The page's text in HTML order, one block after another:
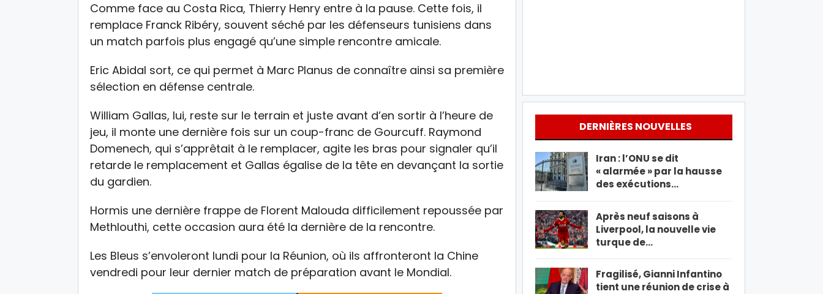
Comme face au Costa Rica, Thierry Henry entre à la pause. Cette fois, il
remplace Franck Ribéry, souvent séché par les défenseurs tunisiens dans
un match parfois plus engagé qu’une simple rencontre amicale.
Eric Abidal sort, ce qui permet à Marc Planus de connaître ainsi sa première
sélection en défense centrale.
William Gallas, lui, reste sur le terrain et juste avant d’en sortir à l’heure de
jeu, il monte une dernière fois sur un coup-franc de Gourcuff. Raymond
Domenech, qui s’apprêtait à le remplacer, agite les bras pour signaler qu’il
retarde le remplacement et Gallas égalise de la tête en devançant la sortie
du gardien.
Hormis une dernière frappe de Florent Malouda difficilement repoussée par
Methlouthi, cette occasion aura été la dernière de la rencontre.
Les Bleus s’envoleront lundi pour la Réunion, où ils affronteront la Chine
vendredi pour leur dernier match de préparation avant le Mondial.
DERNIÈRES NOUVELLES
Iran : l’ONU se dit
« alarmée » par la hausse
des exécutions…
Après neuf saisons à
Liverpool, la nouvelle vie
turque de…
Fragilisé, Gianni Infantino
tient une réunion de crise à